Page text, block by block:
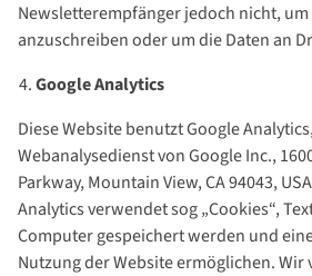
Newsletterempfänger jedoch nicht,
anzuschreiben oder um die Daten an
Google Analytics
Diese Website benutzt Google
Webanalysedienst von Google Inc.,
Parkway, Mountain View, CA 94043,
Analytics verwendet sog „Cookies“,
Computer gespeichert werden und
Nutzung der Website ermöglichen. Wir